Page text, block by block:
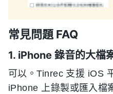
常見問題 FAQ
1. iPhone 錄音的大檔
可以。Tinrec 支援 iOS
iPhone 上錄製或匯入檔